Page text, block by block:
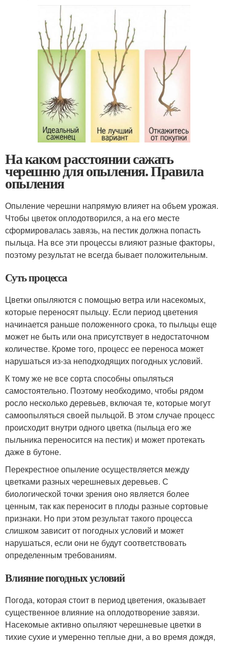
На каком расстоянии сажать
черешню для опыления. Правила
опыления
Опыление черешни напрямую влияет на объем урожая.
Чтобы цветок оплодотворился, а на его месте
сформировалась завязь, на пестик должна попасть
пыльца. На все эти процессы влияют разные факторы,
поэтому результат не всегда бывает положительным.
Суть процесса
Цветки опыляются с помощью ветра или насекомых,
которые переносят пыльцу. Если период цветения
начинается раньше положенного срока, то пыльцы еще
может не быть или она присутствует в недостаточном
количестве. Кроме того, процесс ее переноса может
нарушаться из-за неподходящих погодных условий.
К тому же не все сорта способны опыляться
самостоятельно. Поэтому необходимо, чтобы рядом
росло несколько деревьев, включая те, которые могут
самоопыляться своей пыльцой. В этом случае процесс
происходит внутри одного цветка (пыльца его же
пыльника переносится на пестик) и может протекать
даже в бутоне.
Перекрестное опыление осуществляется между
цветками разных черешневых деревьев. С
биологической точки зрения оно является более
ценным, так как переносит в плоды разные сортовые
признаки. Но при этом результат такого процесса
слишком зависит от погодных условий и может
нарушаться, если они не будут соответствовать
определенным требованиям.
Влияние погодных условий
Погода, которая стоит в период цветения, оказывает
существенное влияние на оплодотворение завязи.
Насекомые активно опыляют черешневые цветки в
тихие сухие и умеренно теплые дни, а во время дождя,